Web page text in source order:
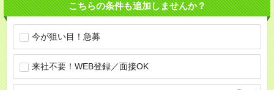
こちらの条件も追加しませんか？
今が狙い目！急募
来社不要！WEB登録／面接OK